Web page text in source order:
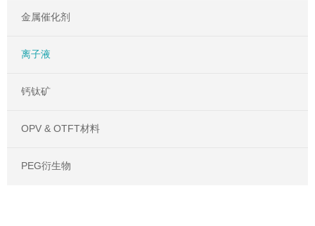
金属催化剂
离子液
钙钛矿
OPV & OTFT材料
PEG衍生物